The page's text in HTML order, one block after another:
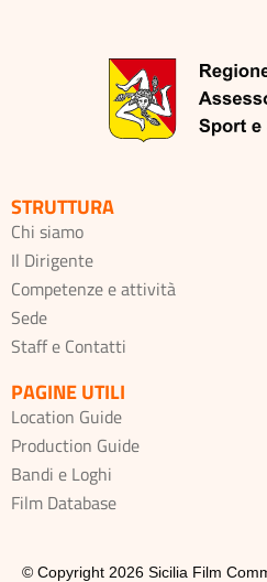
STRUTTURA
Chi siamo
Il Dirigente
Competenze e attività
Sede
Staff e Contatti
PAGINE UTILI
Location Guide
Production Guide
Bandi e Loghi
Film Database
© Copyright 2026 Sicilia Film